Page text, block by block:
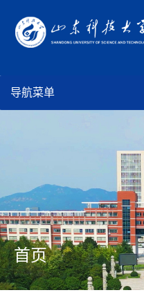
导航菜单
首页